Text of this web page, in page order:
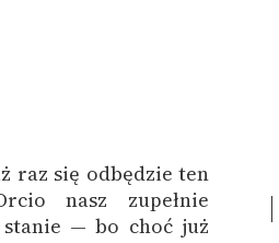
raz się odbędzie ten
nasz zupełnie
stanie — bo choć już